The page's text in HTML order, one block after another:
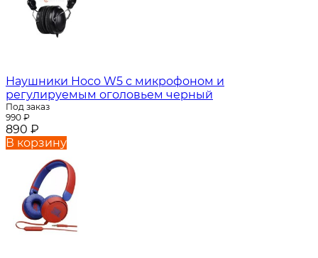
Наушники Hoco W5 с микрофоном и
регулируемым оголовьем черный
Под заказ
990 ₽
890 ₽
В корзину